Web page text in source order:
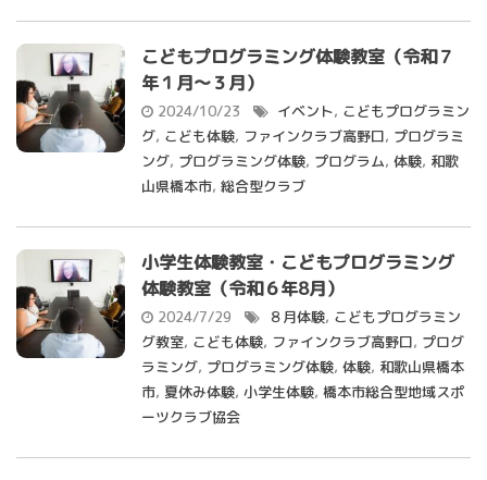
こどもプログラミング体験教室（令和７
年１月～３月）
2024/10/23 イベント, こどもプログラミン
グ, こども体験, ファインクラブ高野口, プログラミ
ング, プログラミング体験, プログラム, 体験, 和歌
山県橋本市, 総合型クラブ
小学生体験教室・こどもプログラミング
体験教室（令和６年8月）
2024/7/29 ８月体験, こどもプログラミン
グ教室, こども体験, ファインクラブ高野口, プログ
ラミング, プログラミング体験, 体験, 和歌山県橋本
市, 夏休み体験, 小学生体験, 橋本市総合型地域スポ
ーツクラブ協会